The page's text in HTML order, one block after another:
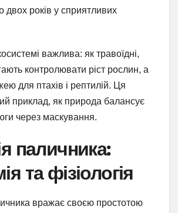
двох років у сприятливих
важлива: як травоїдні,
контролювати ріст рослин, а
для птахів і рептилій. Ця
приклад, як природа балансує
через маскування.
паличника:
та фізіологія
вражає своєю простотою